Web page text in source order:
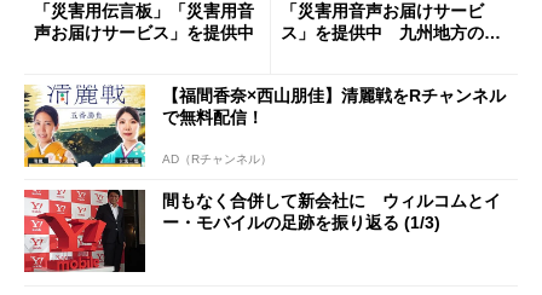
「災害用伝言板」「災害用音
声お届けサービス」を提供中
「災害用音声お届けサービ
ス」を提供中 九州地方の大
【福間香奈×西山朋佳】清麗戦をRチャンネル
で無料配信！
AD（Rチャンネル）
間もなく合併して新会社に ウィルコムとイ
ー・モバイルの足跡を振り返る (1/3)